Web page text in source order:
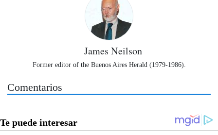
James Neilson
Former editor of the Buenos Aires Herald (1979-1986).
Comentarios